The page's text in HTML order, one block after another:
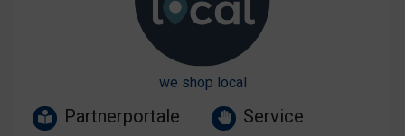
we shop local
Partnerportale Service